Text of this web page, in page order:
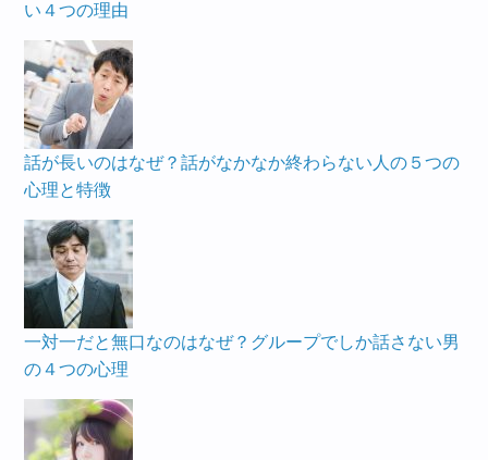
い４つの理由
話が長いのはなぜ？話がなかなか終わらない人の５つの
心理と特徴
一対一だと無口なのはなぜ？グループでしか話さない男
の４つの心理